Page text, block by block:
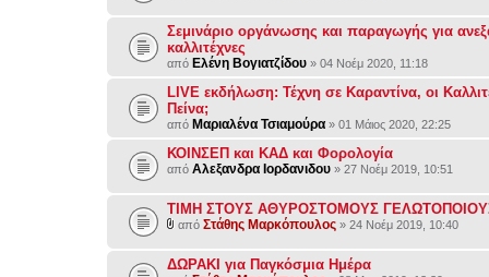
Σεμινάριο οργάνωσης και παραγωγής για
καλλιτέχνες
από Ελένη Βογιατζίδου » 04 Νοέμ 2020, 11:18
LIVE εκδήλωση: Τέχνη σε Καραντίνα, οι
Πείνα;
από Μαριαλένα Τσιαμούρα » 01 Μάιος 2020, 22:25
ΚΟΙΝΣΕΠ και ΚΑΔ και Φορολογία
από Αλεξανδρα Ιορδανιδου » 27 Νοέμ 2019, 10:51
ΤΙΜΗ ΣΤΟΥΣ ΑΘΥΡΟΣΤΟΜΟΥΣ
από Στάθης Μαρκόπουλος » 24 Νοέμ 2019, 10:40
ΔΩΡΑΚΙ για Παγκόσμια Ημέρα